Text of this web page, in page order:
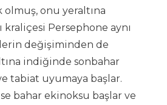
olmuş, onu yeraltına
kraliçesi Persephone aynı
değişiminden de
indiğinde sonbahar
tabiat uyumaya başlar.
ise bahar ekinoksu başlar ve